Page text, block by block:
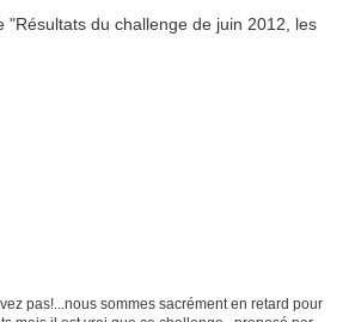
pas!...nous sommes sacrément en retard pour